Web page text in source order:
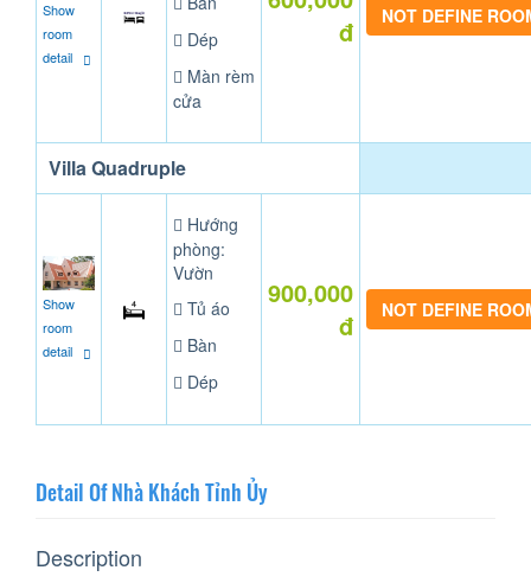
Show
room
detail
Dép
Màn rèm
cửa
đ
NOT DEFINE
Villa Quadruple
Show
room
detail
Hướng
phòng:
Vườn
Tủ áo
Bàn
Dép
900,000
đ
NOT DEFINE
Detail Of Nhà Khách Tỉnh Ủy
Description